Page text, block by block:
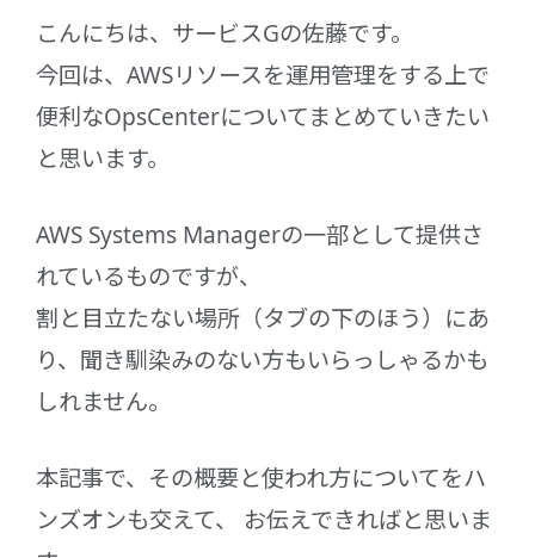
こんにちは、サービスGの佐藤です。
今回は、AWSリソースを運用管理をする上で
便利なOpsCenterについてまとめていきたい
と思います。
AWS Systems Managerの一部として提供さ
れているものですが、
割と目立たない場所（タブの下のほう）にあ
り、聞き馴染みのない方もいらっしゃるかも
しれません。
本記事で、その概要と使われ方についてをハ
ンズオンも交えて、 お伝えできればと思いま